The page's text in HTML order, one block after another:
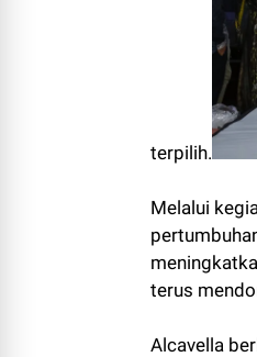
terpilih.
Melalui
terus
Alcavella